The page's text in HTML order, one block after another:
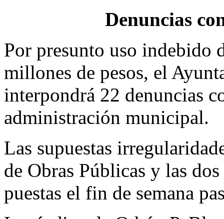
Denuncias
Por presunto uso indebido
millones de pesos, el
interpondrá 22 denuncias
administración municipal.
Las supuestas
de Obras Públicas y las
puestas el fin de semana